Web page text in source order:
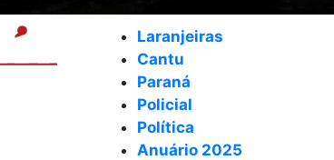
Laranjeiras
Cantu
Paraná
Policial
Política
Anuário 2025